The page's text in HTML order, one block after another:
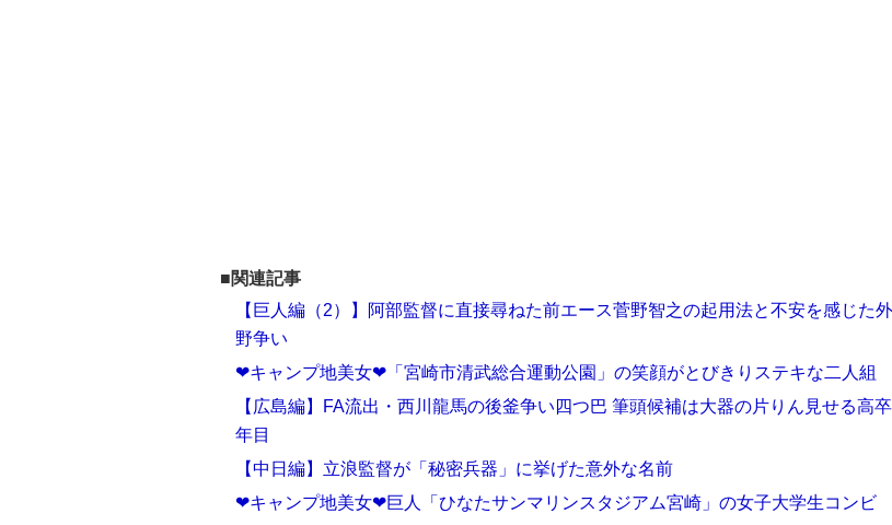
■関連記事
【巨人編（2）】阿部監督に直接尋ねた前エース菅野智之の起用法と不安を感じた外
野争い
❤キャンプ地美女❤「宮崎市清武総合運動公園」の笑顔がとびきりステキな二人組
【広島編】FA流出・西川龍馬の後釜争い四つ巴 筆頭候補は大器の片りん見せる高
年目
【中日編】立浪監督が「秘密兵器」に挙げた意外な名前
❤キャンプ地美女❤巨人「ひなたサンマリンスタジアム宮崎」の女子大学生コンビ